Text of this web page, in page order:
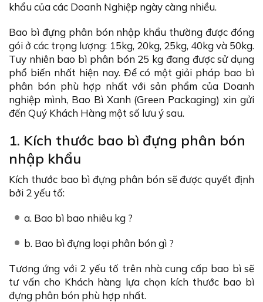
khẩu của các Doanh Nghiệp ngày càng nhiều.
Bao bì đựng phân bón nhập khẩu thường được đóng
gói ở các trọng lượng: 15kg, 20kg, 25kg, 40kg và 50kg.
Tuy nhiên bao bì phân bón 25 kg đang được sử dụng
phổ biến nhất hiện nay. Để có một giải pháp bao bì
phân bón phù hợp nhất với sản phẩm của Doanh
nghiệp mình, Bao Bì Xanh (Green Packaging) xin gửi
đến Quý Khách Hàng một số lưu ý sau.
1. Kích thước bao bì đựng phân bón
nhập khẩu
Kích thước bao bì đựng phân bón sẽ được quyết định
bởi 2 yếu tố:
a. Bao bì bao nhiêu kg ?
b. Bao bì đựng loại phân bón gì ?
Tương ứng với 2 yếu tố trên nhà cung cấp bao bì sẽ
tư vấn cho Khách hàng lựa chọn kích thước bao bì
đựng phân bón phù hợp nhất.